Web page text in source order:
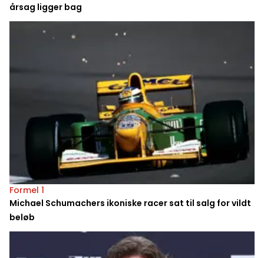
årsag ligger bag
Formel 1
Michael Schumachers ikoniske racer sat til salg for vildt
beløb